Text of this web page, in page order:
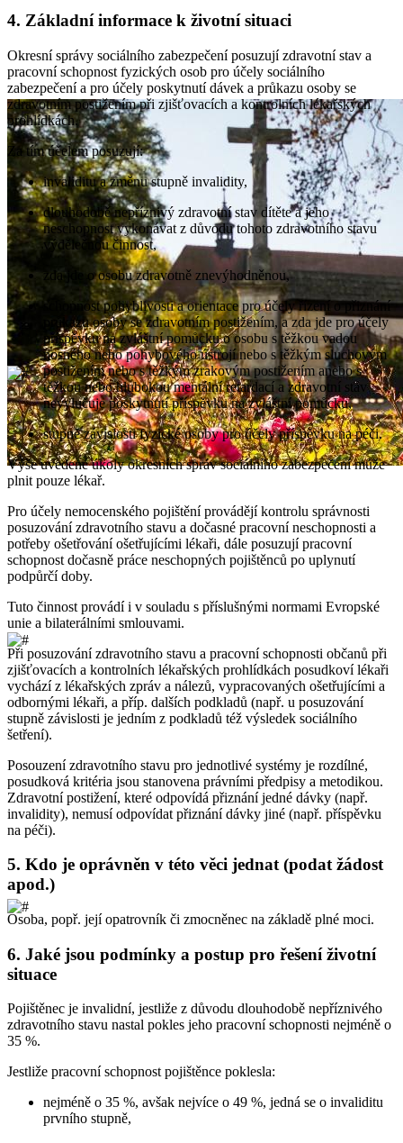
4. Základní informace k životní situaci
Okresní správy sociálního zabezpečení posuzují zdravotní stav a
pracovní schopnost fyzických osob pro účely sociálního
zabezpečení a pro účely poskytnutí dávek a průkazu osoby se
zdravotním postižením při zjišťovacích a kontrolních lékařských
prohlídkách.
Za tím účelem posuzují:
invaliditu a změnu stupně invalidity,
dlouhodobě nepříznivý zdravotní stav dítěte a jeho
neschopnost vykonávat z důvodu tohoto zdravotního stavu
výdělečnou činnost,
zda jde o osobu zdravotně znevýhodněnou,
schopnost pohyblivosti a orientace pro účely řízení o přiznání
průkazu osoby se zdravotním postižením, a zda jde pro účely
příspěvku na zvláštní pomůcku o osobu s těžkou vadou
nosného nebo pohybového ústrojí nebo s těžkým sluchovým
postižením nebo s těžkým zrakovým postižením anebo s
těžkou nebo hlubokou mentální retardací a zdravotní stav
nevylučuje poskytnutí příspěvku na zvláštní pomůcku,
stupně závislosti fyzické osoby pro účely příspěvku na péči.
Výše uvedené úkoly okresních správ sociálního zabezpečení může
plnit pouze lékař.
Pro účely nemocenského pojištění provádějí kontrolu správnosti
posuzování zdravotního stavu a dočasné pracovní neschopnosti a
potřeby ošetřování ošetřujícími lékaři, dále posuzují pracovní
schopnost dočasně práce neschopných pojištěnců po uplynutí
podpůrčí doby.
Tuto činnost provádí i v souladu s příslušnými normami Evropské
unie a bilaterálními smlouvami.
Při posuzování zdravotního stavu a pracovní schopnosti občanů při
zjišťovacích a kontrolních lékařských prohlídkách posudkoví lékaři
vychází z lékařských zpráv a nálezů, vypracovaných ošetřujícími a
odbornými lékaři, a příp. dalších podkladů (např. u posuzování
stupně závislosti je jedním z podkladů též výsledek sociálního
šetření).
Posouzení zdravotního stavu pro jednotlivé systémy je rozdílné,
posudková kritéria jsou stanovena právními předpisy a metodikou.
Zdravotní postižení, které odpovídá přiznání jedné dávky (např.
invalidity), nemusí odpovídat přiznání dávky jiné (např. příspěvku
na péči).
5. Kdo je oprávněn v této věci jednat (podat žádost
apod.)
Osoba, popř. její opatrovník či zmocněnec na základě plné moci.
6. Jaké jsou podmínky a postup pro řešení životní
situace
Pojištěnec je invalidní, jestliže z důvodu dlouhodobě nepříznivého
zdravotního stavu nastal pokles jeho pracovní schopnosti nejméně o
35 %.
Jestliže pracovní schopnost pojištěnce poklesla:
nejméně o 35 %, avšak nejvíce o 49 %, jedná se o invaliditu
prvního stupně,